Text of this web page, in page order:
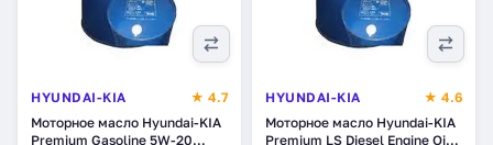
HYUNDAI-KIA
★ 4.7
Моторное масло Hyundai-KIA
Premium Gasoline 5W-20
HYUNDAI-KIA
★ 4.6
Моторное масло Hyundai-KIA
Premium LS Diesel Engine Oil